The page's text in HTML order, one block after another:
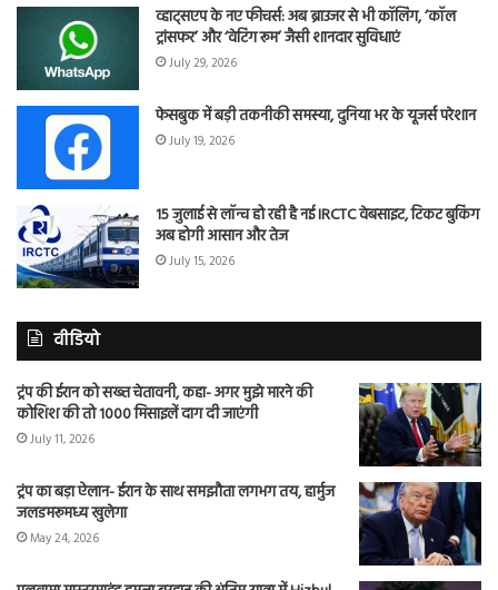
व्हाट्सएप के नए फीचर्स: अब ब्राउजर से भी कॉलिंग, ‘कॉल
ट्रांसफर’ और ‘वेटिंग रूम’ जैसी शानदार सुविधाएं
July 29, 2026
फेसबुक में बड़ी तकनीकी समस्या, दुनिया भर के यूजर्स परेशान
July 19, 2026
15 जुलाई से लॉन्च हो रही है नई IRCTC वेबसाइट, टिकट बुकिंग
अब होगी आसान और तेज
July 15, 2026
वीडियो
ट्रंप की ईरान को सख्त चेतावनी, कहा- अगर मुझे मारने की
कोशिश की तो 1000 मिसाइलें दाग दी जाएंगी
July 11, 2026
ट्रंप का बड़ा ऐलान- ईरान के साथ समझौता लगभग तय, हार्मुज
जलडमरूमध्य खुलेगा
May 24, 2026